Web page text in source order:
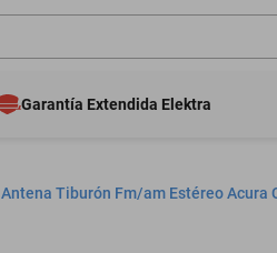
Garantía Extendida Elektra
Antena Tiburón Fm/am Estéreo Acura